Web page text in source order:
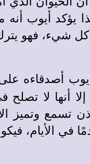
يؤكد أيوب
شيء، فهو
أصدقاءه
أنها لا
تسمع وتميز
في الأيام،